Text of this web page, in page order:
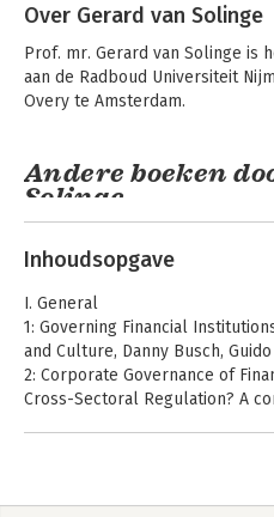
Hamburg. In 2002 promoveerde
Europese contractenrecht. Hij
gebied van het bank- en
op zijn naam staan.
A Bank's Duty of
Over Gerard van Solinge
Prof. mr. Gerard van Solinge is
aan de Radboud Universiteit
Overy te Amsterdam.
Andere boeken
Solinge
Grensoverschrijdend
Inhoudsopgave
I. General
1: Governing Financial
and Culture, Danny Busch,
2: Corporate Governance of
Cross-Sectoral Regulation? A